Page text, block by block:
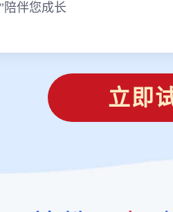
陪伴您成长
立即